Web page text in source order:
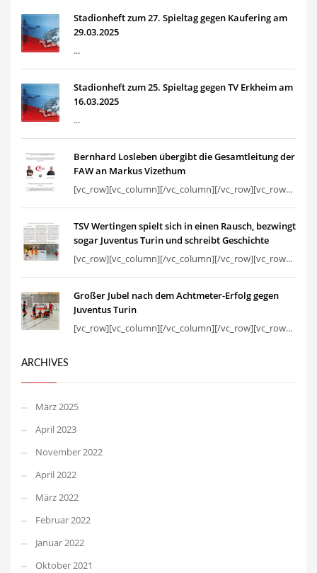
Stadionheft zum 27. Spieltag gegen Kaufering am
29.03.2025
...
Stadionheft zum 25. Spieltag gegen TV Erkheim am
16.03.2025
...
Bernhard Losleben übergibt die Gesamtleitung der
FAW an Markus Vizethum
[vc_row][vc_column][/vc_column][/vc_row][vc_row...
TSV Wertingen spielt sich in einen Rausch, bezwingt
sogar Juventus Turin und schreibt Geschichte
[vc_row][vc_column][/vc_column][/vc_row][vc_row...
Großer Jubel nach dem Achtmeter-Erfolg gegen
Juventus Turin
[vc_row][vc_column][/vc_column][/vc_row][vc_row...
ARCHIVES
März 2025
April 2023
November 2022
April 2022
März 2022
Februar 2022
Januar 2022
Oktober 2021